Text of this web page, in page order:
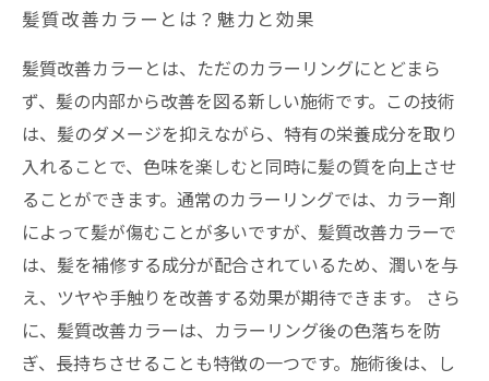
髪質改善カラーとは？魅力と効果
髪質改善カラーとは、ただのカラーリングにとどまら
ず、髪の内部から改善を図る新しい施術です。この技術
は、髪のダメージを抑えながら、特有の栄養成分を取り
入れることで、色味を楽しむと同時に髪の質を向上させ
ることができます。通常のカラーリングでは、カラー剤
によって髪が傷むことが多いですが、髪質改善カラーで
は、髪を補修する成分が配合されているため、潤いを与
え、ツヤや手触りを改善する効果が期待できます。 さら
に、髪質改善カラーは、カラーリング後の色落ちを防
ぎ、長持ちさせることも特徴の一つです。施術後は、し